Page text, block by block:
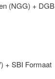
(NGG) + DGB
+ SBI Formaat